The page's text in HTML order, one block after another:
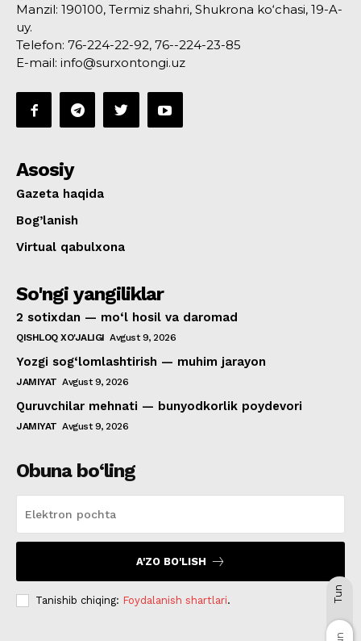
Manzil: 190100, Termiz shahri, Shukrona ko‘chasi, 19-A-
uy.
Telefon: 76-224-22-92, 76--224-23-85
E-mail: info@surxontongi.uz
Asosiy
Gazeta haqida
Bog’lanish
Virtual qabulxona
So'ngi yangiliklar
2 sotixdan — mo‘l hosil va daromad
QISHLOQ XO'JALIGI Avgust 9, 2026
Yozgi sog‘lomlashtirish — muhim jarayon
JAMIYAT Avgust 9, 2026
Quruvchilar mehnati — bunyodkorlik poydevori
JAMIYAT Avgust 9, 2026
Obuna bo‘ling
A'ZO BO'LISH
Tanishib chiqing: Foydalanish shartlari. Tun